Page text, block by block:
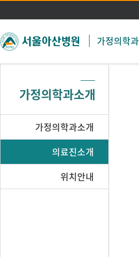
주메뉴 바로가기
본문 바로가기
가정의학과
가정의학과소개
가정의학과소개
의료진소개
위치안내